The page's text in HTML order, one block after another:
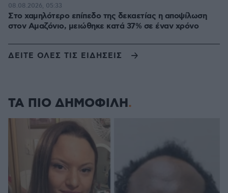
Στο χαμηλότερο επίπεδο της δεκαετίας η αποψίλωση
στον Αμαζόνιο, μειώθηκε κατά 37% σε έναν χρόνο
08.08.2026, 05:33
ΔΕΙΤΕ ΟΛΕΣ ΤΙΣ ΕΙΔΗΣΕΙΣ
ΤΑ ΠΙΟ ΔΗΜΟΦΙΛΗ